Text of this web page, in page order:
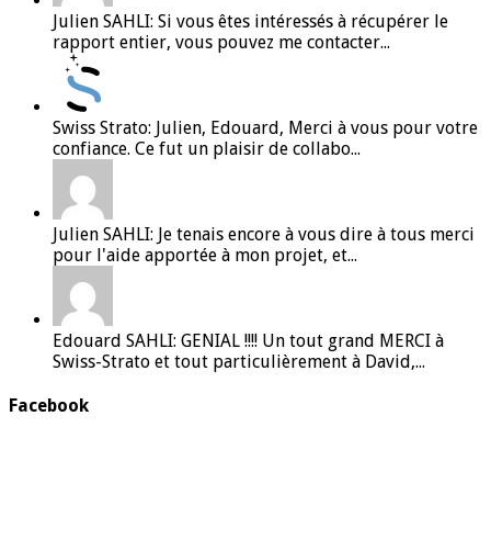
Julien SAHLI: Si vous êtes intéressés à récupérer le
rapport entier, vous pouvez me contacter...
Swiss Strato: Julien, Edouard, Merci à vous pour votre
confiance. Ce fut un plaisir de collabo...
Julien SAHLI: Je tenais encore à vous dire à tous merci
pour l'aide apportée à mon projet, et...
Edouard SAHLI: GENIAL !!!! Un tout grand MERCI à
Swiss-Strato et tout particulièrement à David,...
Facebook